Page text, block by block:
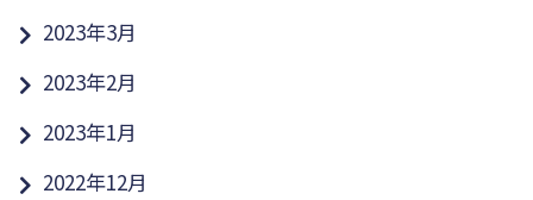
2023年3月
2023年2月
2023年1月
2022年12月